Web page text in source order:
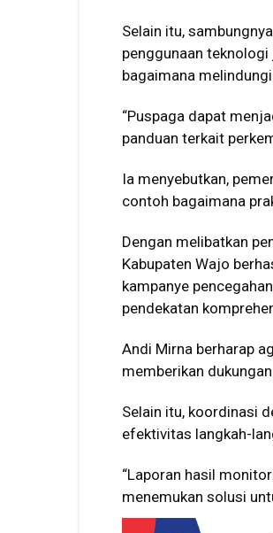
Selain itu,
penggunaan
bagaimana
“Puspaga dapat
panduan terkait
Ia menyebutkan,
contoh bagaimana
Dengan melibatkan
Kabupaten Wajo
kampanye
pendekatan
Andi Mirna berharap
memberikan
Selain itu, koordinasi
efektivitas langkah-
“Laporan hasil
menemukan solusi